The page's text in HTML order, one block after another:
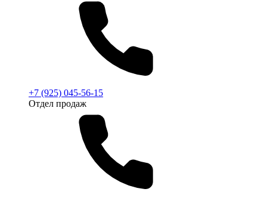
+7 (925) 045-56-15
Отдел продаж